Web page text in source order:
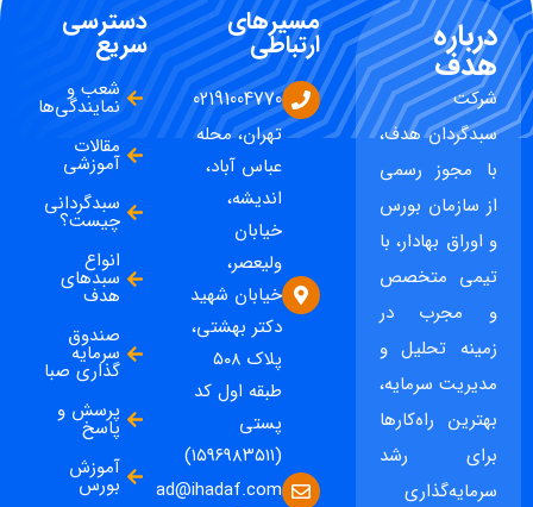
درباره
هدف
شرکت
سبدگردان هدف،
با مجوز رسمی
از سازمان بورس
و اوراق بهادار، با
تیمی متخصص
و مجرب در
زمینه تحلیل و
مدیریت سرمایه،
بهترین راه‌کارها
برای رشد
سرمایه‌گذاری
مسیرهای
ارتباطی
02191004770
تهران، محله
عباس آباد،
اندیشه،
خیابان
ولیعصر،
خیابان شهید
دکتر بهشتی،
پلاک ۵۰۸
طبقه اول کد
پستی
(۱۵۹۶۹۸۳۵۱۱)
ad@ihadaf.com
دسترسی
سریع
شعب و
نمایندگی‌ها
مقالات
آموزشی
سبدگردانی
چیست؟
انواع
سبدهای
هدف
صندوق
سرمایه
گذاری صبا
پرسش و
پاسخ
آموزش
بورس